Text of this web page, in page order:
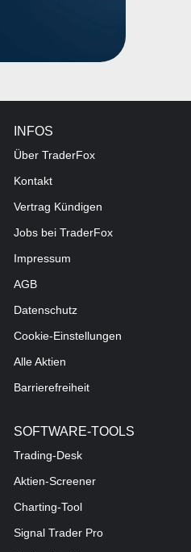
INFOS
Über TraderFox
Kontakt
Vertrag Kündigen
Jobs bei TraderFox
Impressum
AGB
Datenschutz
Cookie-Einstellungen
Alle Aktien
Barrierefreiheit
SOFTWARE-TOOLS
Trading-Desk
Aktien-Screener
Charting-Tool
Signal Trader Pro